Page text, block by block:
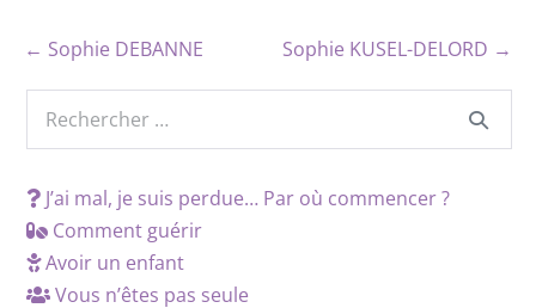
← Sophie DEBANNE Sophie KUSEL-DELORD →
J’ai mal, je suis perdue… Par où commencer ?
Comment guérir
Avoir un enfant
Vous n’êtes pas seule